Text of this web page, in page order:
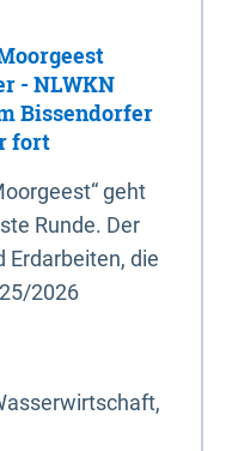
- NLWKN
Bissendorfer
fort
geht
Runde. Der
Erdarbeiten, die
2026